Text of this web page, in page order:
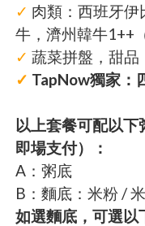
✓ 肉類：西班牙
牛，濟州韓牛1++
✓ 蔬菜拼盤，甜品
✓ TapNow獨家：
以上套餐可配以
即場支付）：
A：粥底
B：麵底：米粉 /
如選麵底，可選以